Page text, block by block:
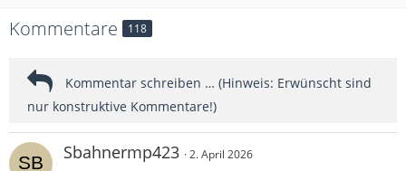
Kommentare 118
Sbahnermp423 2. April 2026